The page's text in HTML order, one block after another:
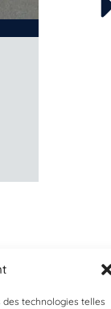
technologies telles